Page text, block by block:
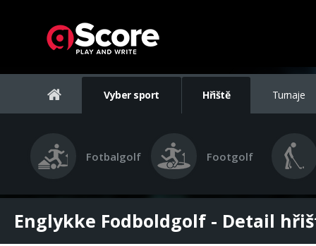
Vyber sport Hřiště Turnaje
Fotbalgolf Footgolf
Englykke Fodboldgolf - Detail